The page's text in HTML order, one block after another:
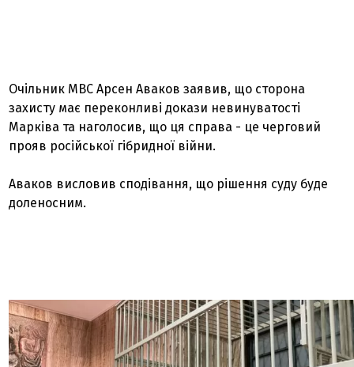
Очільник МВС Арсен Аваков заявив, що сторона
захисту має переконливі докази невинуватості
Марківа та наголосив, що ця справа - це черговий
прояв російської гібридної війни.
Аваков висловив сподівання, що рішення суду буде
доленосним.